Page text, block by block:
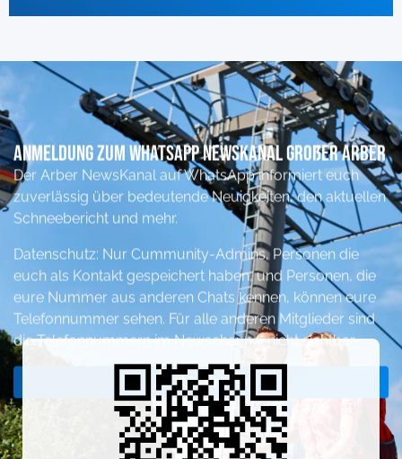
Anmeldung zum Whatsapp NewsKanal Großer ARber
Der Arber NewsKanal auf WhatsApp informiert euch
zuverlässig über bedeutende Neuigkeiten, den aktuellen
Schneebericht und mehr.
Datenschutz: Nur Cummunity-Admins, Personen die
euch als Kontakt gespeichert haben, und Personen, die
eure Nummer aus anderen Chats kennen, können eure
Telefonnummer sehen. Für alle anderen Mitglieder sind
die Telefonnummern im Newschannel nicht sichtbar.
Jetzt beitreten